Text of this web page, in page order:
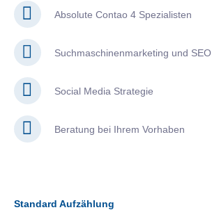
Absolute Contao 4 Spezialisten
Suchmaschinenmarketing und SEO
Social Media Strategie
Beratung bei Ihrem Vorhaben
Standard Aufzählung